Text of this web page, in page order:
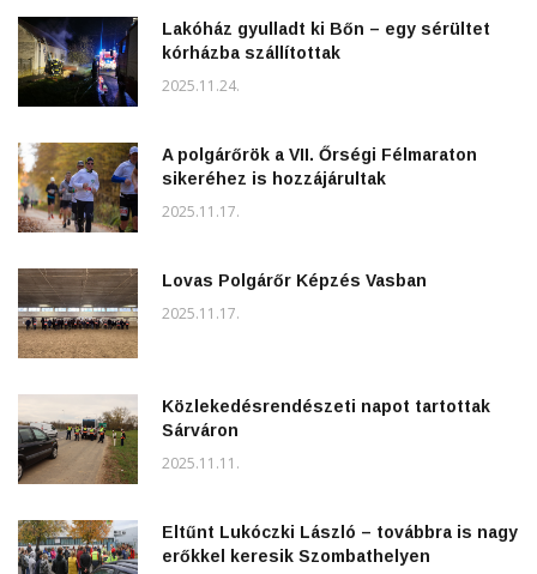
Lakóház gyulladt ki Bőn – egy sérültet
kórházba szállítottak
2025.11.24.
A polgárőrök a VII. Őrségi Félmaraton
sikeréhez is hozzájárultak
2025.11.17.
Lovas Polgárőr Képzés Vasban
2025.11.17.
Közlekedésrendészeti napot tartottak
Sárváron
2025.11.11.
Eltűnt Lukóczki László – továbbra is nagy
erőkkel keresik Szombathelyen